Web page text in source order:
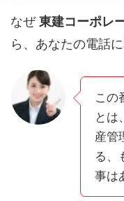
なぜ東建コーポレ
ら、あなたの電話
この
とは
産管
る、
事は